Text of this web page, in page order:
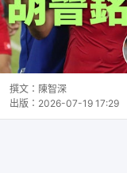
撰文： 陳智深
出版： 2026-07-19 17:29